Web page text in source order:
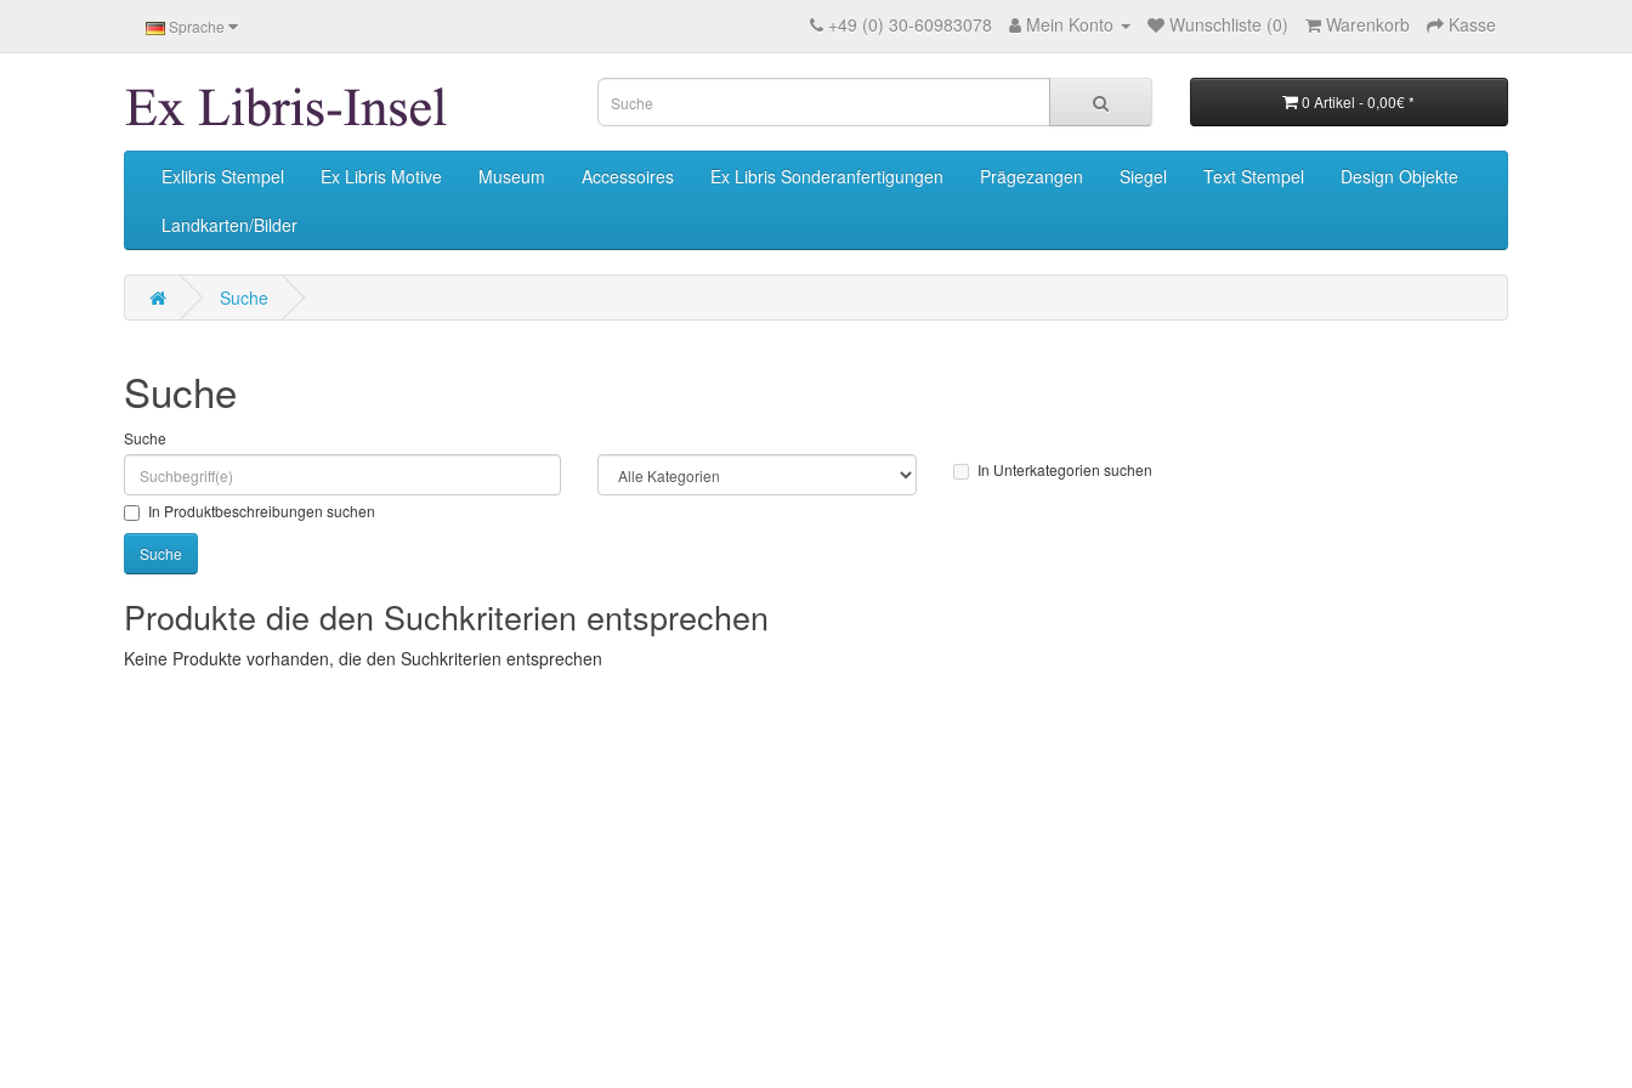
Sprache +49 (0) 30-60983078 Mein Konto Wunschliste (0) Warenkorb Kasse
0 Artikel - 0,00€ *
Exlibris Stempel Ex Libris Motive Museum Accessoires Ex Libris Sonderanfertigungen Prägezangen Siegel Text Stempel
Design Objekte
Landkarten/Bilder
Suche
Suche
Suche
In Unterkategorien suchen
In Produktbeschreibungen suchen
Produkte die den Suchkriterien entsprechen
Keine Produkte vorhanden, die den Suchkriterien entsprechen